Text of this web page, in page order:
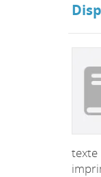
texte